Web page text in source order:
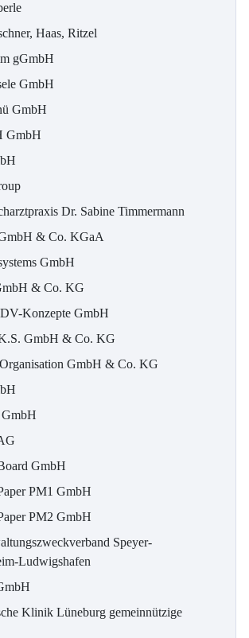
Haas, Ritzel
gGmbH
GmbH
GmbH
GmbH
Dr. Sabine Timmermann
& Co. KGaA
GmbH
& Co. KG
Konzepte GmbH
GmbH & Co. KG
GmbH & Co. KG
GmbH
PM1 GmbH
PM2 GmbH
Speyer-
Ludwigshafen
Klinik Lüneburg gemeinnützige